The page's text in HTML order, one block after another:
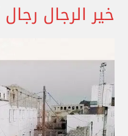
خير الرجال